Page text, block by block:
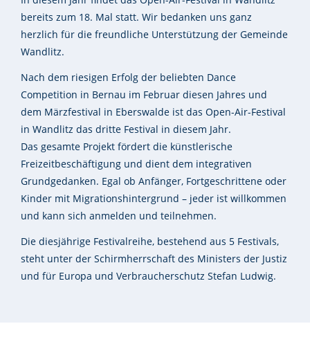
bereits zum 18. Mal statt. Wir bedanken uns ganz
herzlich für die freundliche Unterstützung der Gemeinde
Wandlitz.
Nach dem riesigen Erfolg der beliebten Dance
Competition in Bernau im Februar diesen Jahres und
dem Märzfestival in Eberswalde ist das Open-Air-Festival
in Wandlitz das dritte Festival in diesem Jahr.
Das gesamte Projekt fördert die künstlerische
Freizeitbeschäftigung und dient dem integrativen
Grundgedanken. Egal ob Anfänger, Fortgeschrittene oder
Kinder mit Migrationshintergrund – jeder ist willkommen
und kann sich anmelden und teilnehmen.
Die diesjährige Festivalreihe, bestehend aus 5 Festivals,
steht unter der Schirmherrschaft des Ministers der Justiz
und für Europa und Verbraucherschutz Stefan Ludwig.